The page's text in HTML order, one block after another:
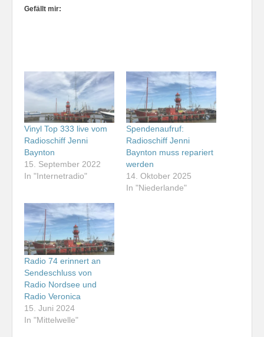
Gefällt mir:
Vinyl Top 333 live vom
Radioschiff Jenni
Baynton
15. September 2022
In "Internetradio"
Spendenaufruf:
Radioschiff Jenni
Baynton muss repariert
werden
14. Oktober 2025
In "Niederlande"
Radio 74 erinnert an
Sendeschluss von
Radio Nordsee und
Radio Veronica
15. Juni 2024
In "Mittelwelle"